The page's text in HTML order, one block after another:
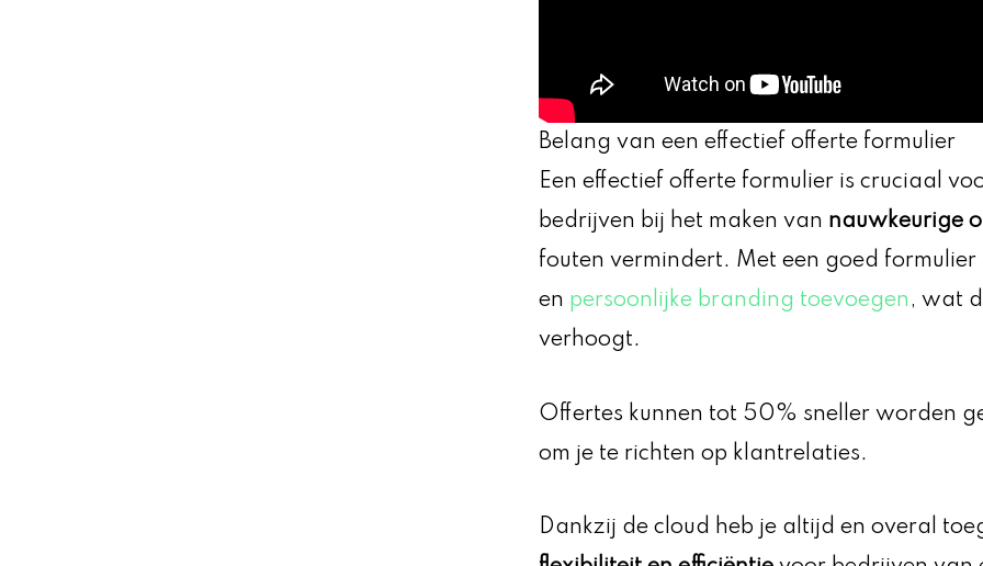
Belang van een effectief offerte formulier
Een effectief offerte formulier is cruciaal
bedrijven bij het maken van nauwkeurige
fouten vermindert. Met een goed formulier
en persoonlijke branding toevoegen , wat
verhoogt.
Offertes kunnen tot 50% sneller worden
om je te richten op klantrelaties.
Dankzij de cloud heb je altijd en overal